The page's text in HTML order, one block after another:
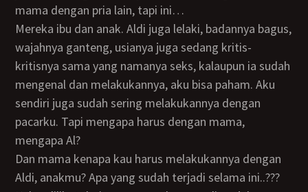
mama dengan pria lain, tapi ini…
mereka ibu dan anak. Aldi juga lelaki, badannya bagus,
wajahnya ganteng, usianya juga sedang kritis-
kritisnya sama yang namanya seks, kalaupun ia sudah
mengenal dan melakukannya, aku bisa paham. Aku
sendiri juga sudah sering melakukannya dengan
pacarku. Tapi mengapa harus dengan mama,
mengapa Al?
Dan mama kenapa kau harus melakukannya dengan
Aldi, anakmu? Apa yang sudah terjadi selama ini..???